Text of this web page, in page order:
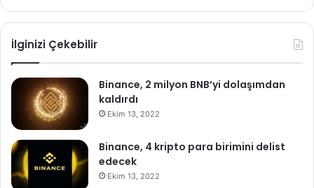
İlginizi Çekebilir
Binance, 2 milyon BNB’yi dolaşımdan
kaldırdı
Ekim 13, 2022
Binance, 4 kripto para birimini delist
edecek
Ekim 13, 2022